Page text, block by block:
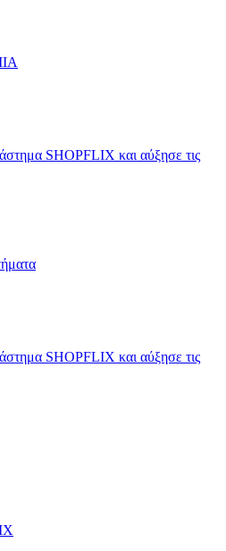
SHOPFLIX και αύξησε τις
SHOPFLIX και αύξησε τις